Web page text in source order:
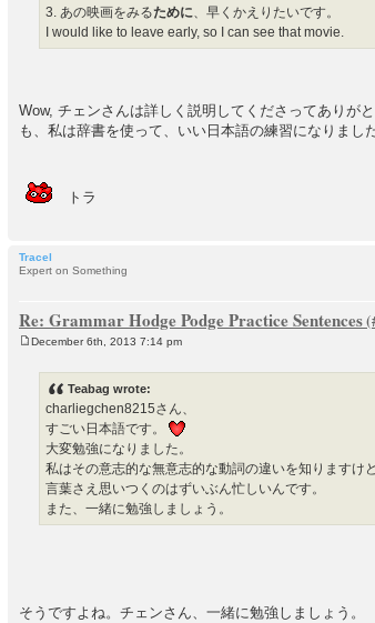
3. あの映画をみるために 、早くかえりたいです。
I would like to leave early, so I can see that movie.
Wow, チェンさんは詳しく説明してくださってありが
も、私は辞書を使って、いい日本語の練習になりました
トラ
Tracel
Expert on Something
Re: Grammar Hodge Podge Practice Sentences
December 6th, 2013 7:14 pm
Teabag wrote:
charliegchen8215さん、
すごい日本語です。
大変勉強になりました。
私はその意志的な無意志的な動詞の違いを知りますけ
言葉さえ思いつくのはずいぶん忙しいんです。
また、一緒に勉強しましょう。
そうですよね。チェンさん、一緒に勉強しましょう。